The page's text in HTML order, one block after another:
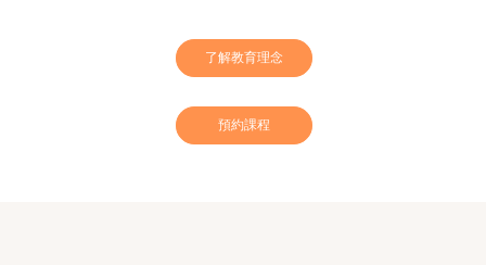
了解教育理念
預約課程